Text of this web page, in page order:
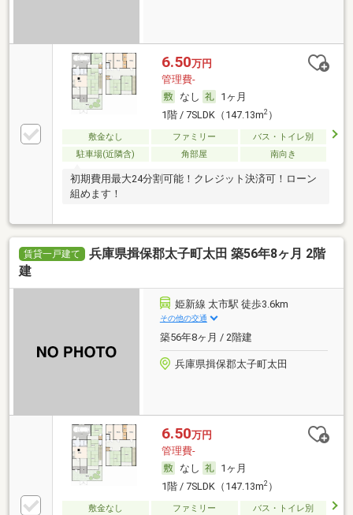
6.50万円
管理費-
なし
1ヶ月
1階 / 7SLDK（147.13m2）
敷金なし ファミリー
バス・トイレ別
駐車場(近隣含)
角部屋 南向き
初期費用最大24分割可能！クレジット決済可！ローン
組めます！
賃貸一戸建て
兵庫県揖保郡太子町太田 築56年8ヶ月 2階
建
姫新線 太市駅 徒歩3.6km
その他の交通
築56年8ヶ月 / 2階建
兵庫県揖保郡太子町太田
6.50万円
管理費-
なし
1ヶ月
1階 / 7SLDK（147.13m2）
敷金なし ファミリー
バス・トイレ別